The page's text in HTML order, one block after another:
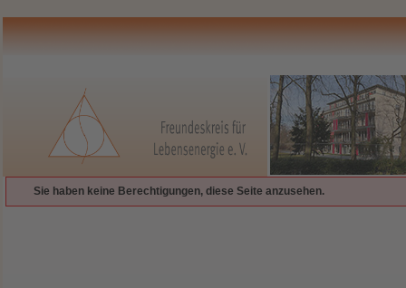
Sie haben keine Berechtigungen, diese Seite anzusehen.